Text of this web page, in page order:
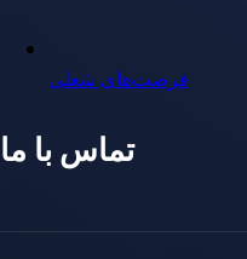
فرصت‌های شغلی
تماس با ما